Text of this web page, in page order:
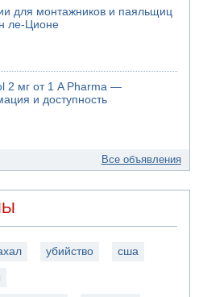
для монтажников и паяльщиц
ле-Ционе
2 мг от 1 A Pharma —
и доступность
Все объявления
убийство сша